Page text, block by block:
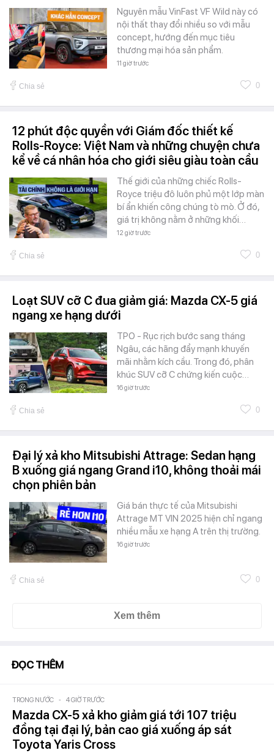
Nguyên mẫu VinFast VF Wild này có
nội thất thay đổi nhiều so với mẫu
concept, hướng đến mục tiêu
thương mại hóa sản phẩm.
11 giờ trước
Chia sẻ 0
12 phút độc quyền với Giám đốc thiết kế
Rolls-Royce: Việt Nam và những chuyện chưa
kể về cá nhân hóa cho giới siêu giàu toàn cầu
Thế giới của những chiếc Rolls-
Royce triệu đô luôn phủ một lớp màn
bí ẩn khiến công chúng tò mò. Ở đó,
giá trị không nằm ở những khối…
12 giờ trước
Chia sẻ 0
Loạt SUV cỡ C đua giảm giá: Mazda CX-5 giá
ngang xe hạng dưới
TPO - Rục rịch bước sang tháng
Ngâu, các hãng đẩy mạnh khuyến
mãi nhằm kích cầu. Trong đó, phân
khúc SUV cỡ C chứng kiến cuộc…
16 giờ trước
Chia sẻ 0
Đại lý xả kho Mitsubishi Attrage: Sedan hạng
B xuống giá ngang Grand i10, không thoải mái
chọn phiên bản
Giá bán thực tế của Mitsubishi
Attrage MT VIN 2025 hiện chỉ ngang
nhiều mẫu xe hạng A trên thị trường.
16 giờ trước
Chia sẻ 0
Xem thêm
ĐỌC THÊM
TRONG NƯỚC - 4 GIỜ TRƯỚC
Mazda CX-5 xả kho giảm giá tới 107 triệu
đồng tại đại lý, bản cao giá xuống áp sát
Toyota Yaris Cross